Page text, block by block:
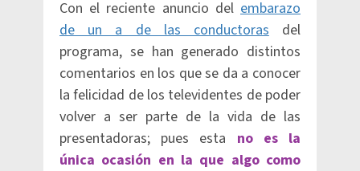
Con el reciente anuncio del embarazo
de un a de las conductorasdel
programa, se han generado distintos
comentarios en los que se da a conocer
la felicidad de los televidentes de poder
volver a ser parte de la vida de las
presentadoras; pues esta no es la
única ocasión en la que algo como